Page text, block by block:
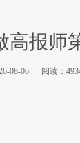
高报师
08-06 阅读：